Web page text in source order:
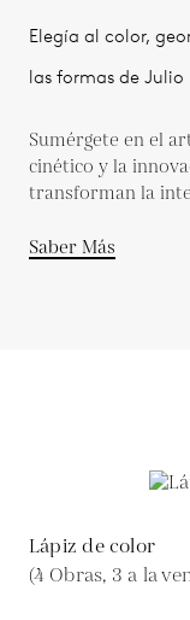
Elegía al color,
las formas de Julio
Sumérgete en el
cinético y la
transforman la
Saber Más
Lápiz de color
(4 Obras, 3 a la